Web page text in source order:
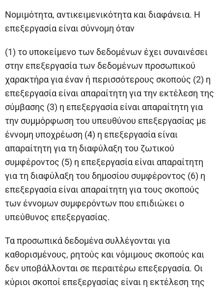
Νομιμότητα, αντικειμενικότητα και διαφάνεια. Η
επεξεργασία είναι σύννομη όταν
(1) το υποκείμενο των δεδομένων έχει συναινέσει
στην επεξεργασία των δεδομένων προσωπικού
χαρακτήρα για έναν ή περισσότερους σκοπούς (2) η
επεξεργασία είναι απαραίτητη για την εκτέλεση της
σύμβασης (3) η επεξεργασία είναι απαραίτητη για
την συμμόρφωση του υπευθύνου επεξεργασίας με
έννομη υποχρέωση (4) η επεξεργασία είναι
απαραίτητη για τη διαφύλαξη του ζωτικού
συμφέροντος (5) η επεξεργασία είναι απαραίτητη
για τη διαφύλαξη του δημοσίου συμφέροντος (6) η
επεξεργασία είναι απαραίτητη για τους σκοπούς
των έννομων συμφερόντων που επιδιώκει ο
υπεύθυνος επεξεργασίας.
Τα προσωπικά δεδομένα συλλέγονται για
καθορισμένους, ρητούς και νόμιμους σκοπούς και
δεν υποβάλλονται σε περαιτέρω επεξεργασία. Οι
κύριοι σκοποί επεξεργασίας είναι η εκτέλεση της